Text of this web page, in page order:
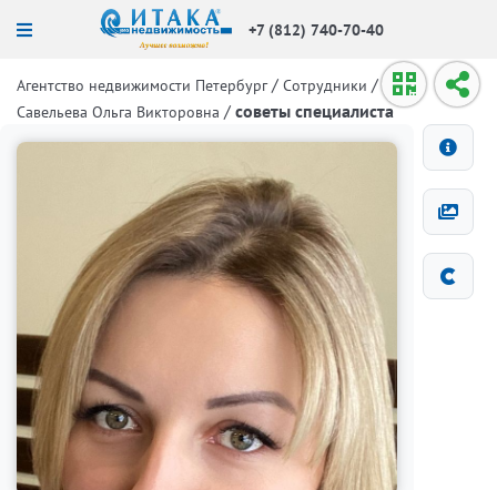
+7 (812) 740-70-40
Агентство недвижимости Петербург / Сотрудники /
Савельева Ольга Викторовна / советы специалиста